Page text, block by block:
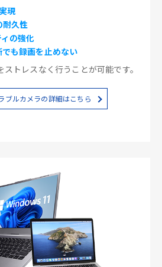
現
耐久性
の強化
も録画を止めない
トレスなく行うことが可能です。
ブルカメラの詳細はこちら